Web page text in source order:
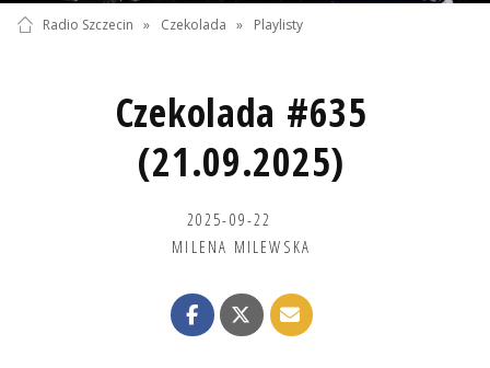
Radio Szczecin » Czekolada » Playlisty
Czekolada #635
(21.09.2025)
2025-09-22
MILENA MILEWSKA